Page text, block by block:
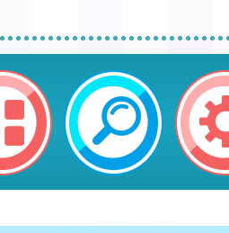
女子高級中學
資訊一案-桃園市